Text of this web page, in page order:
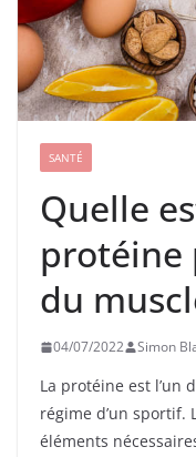
SANTÉ
Quelle
protéine
du
04/07/2022 Simon
La protéine est l’un
régime d’un sportif.
éléments